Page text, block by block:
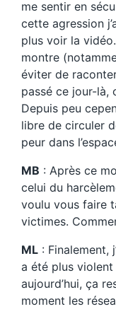
me sentir en
cette agression
plus voir la
montre
éviter de
passé ce jour-là,
Depuis peu
libre de circuler
peur dans
MB : Après ce
celui du
voulu vous faire
victimes.
ML : Finalement,
a été plus violent
aujourd’hui, ça
moment les